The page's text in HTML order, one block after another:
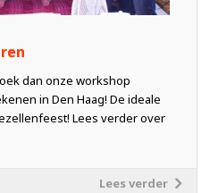
dan onze workshop
in Den Haag! De ideale
Lees verder over
Lees verder